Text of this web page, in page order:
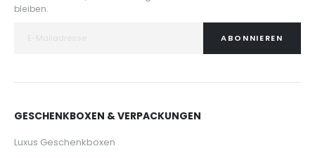
bleiben.
ABONNIEREN
GESCHENKBOXEN & VERPACKUNGEN
Luxus Geschenkboxen